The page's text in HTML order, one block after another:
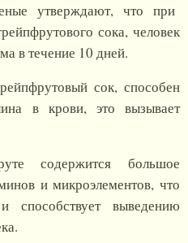
утверждают, что при
сока, человек
в течение 10 дней.
сок, способен
в крови, это вызывает
содержится большое
и микроэлементов, что
способствует выведению